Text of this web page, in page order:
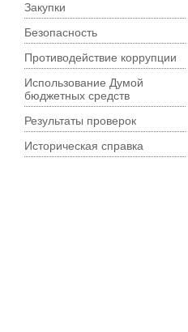
Закупки
Безопасность
Противодействие коррупции
Использование Думой
бюджетных средств
Результаты проверок
Историческая справка